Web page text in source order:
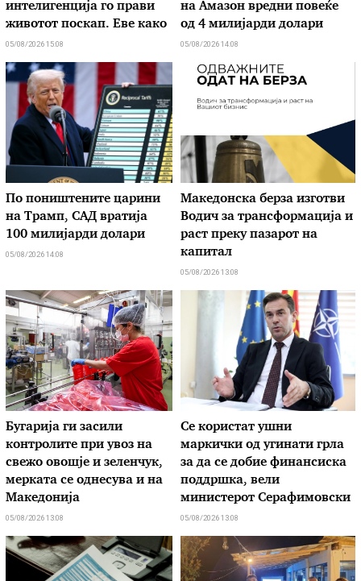
интелигенција го прави
животот поскап. Еве како
05/08/2026 15:08
на Амазон вредни повеќе
од 4 милијарди долари
05/08/2026 14:08
По поништените царини
на Трамп, САД вратија
100 милијарди долари
05/08/2026 14:08
Македонска берза изготви
Водич за трансформација и
раст преку пазарот на
капитал
05/08/2026 13:08
Бугарија ги засили
контролите при увоз на
свежо овошје и зеленчук,
мерката се однесува и на
Македонија
05/08/2026 13:08
Се користат ушни
маркички од угинати грла
за да се добие финансиска
поддршка, вели
министерот Серафимовски
05/08/2026 13:08